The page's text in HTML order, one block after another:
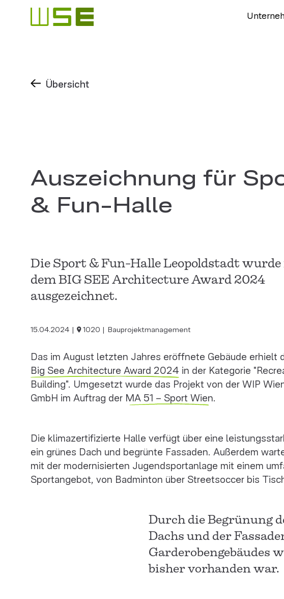
Übersicht
Auszeichnung für
& Fun-Halle
Die Sport & Fun-Halle Leopoldstadt
dem BIG SEE Architecture Award 2024
ausgezeichnet.
15.04.2024 1020 Bauprojektmanagement
Das im August letzten Jahres eröffnete Gebäude erhielt
Big See Architecture Award 2024 in der Kategorie
Building". Umgesetzt wurde das Projekt von der WIP
GmbH im Auftrag der MA 51 – Sport Wien.
Die klimazertifizierte Halle verfügt über eine
ein grünes Dach und begrünte Fassaden. Außerdem
mit der modernisierten Jugendsportanlage mit einem
Sportangebot, von Badminton über Streetsoccer bis
Durch die Begrünung
Dachs und der
Garderobengebäudes
bisher vorhanden war.